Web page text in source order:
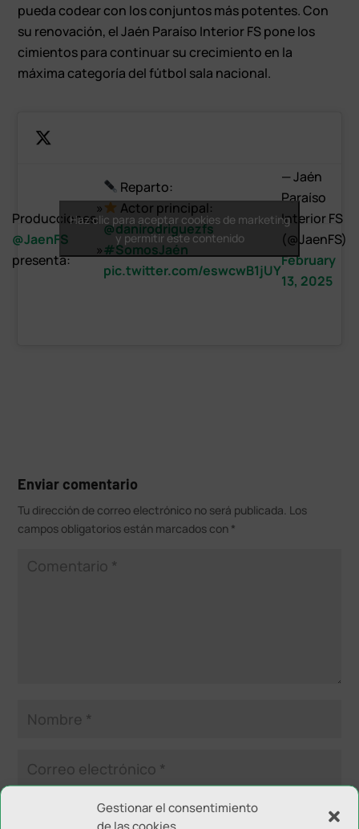
Gestionar el consentimiento
pueda codear con los conjuntos más potentes. Con
su renovación, el Jaén Paraíso Interior FS pone los
cimientos para continuar su crecimiento en la
máxima categoría del fútbol sala nacional.
Producciones
@JaenFS
presenta:
»
»
Reparto:
Actor principal:
@danirodriguezfs
#SomosJaén
pic.twitter.com/eswcwB1jUY
— Jaén
Paraíso
Interior FS
(@JaenFS)
February
13, 2025
Haz clic para aceptar cookies de marketing
y permitir este contenido
Enviar comentario
Tu dirección de correo electrónico no será publicada. Los
campos obligatorios están marcados con *